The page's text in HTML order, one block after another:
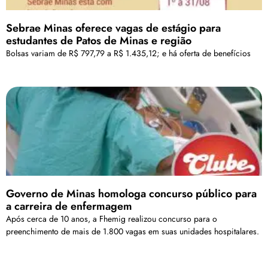
Sebrae Minas oferece vagas de estágio para
estudantes de Patos de Minas e região
Bolsas variam de R$ 797,79 a R$ 1.435,12; e há oferta de benefícios
Governo de Minas homologa concurso público para
a carreira de enfermagem
Após cerca de 10 anos, a Fhemig realizou concurso para o
preenchimento de mais de 1.800 vagas em suas unidades hospitalares.